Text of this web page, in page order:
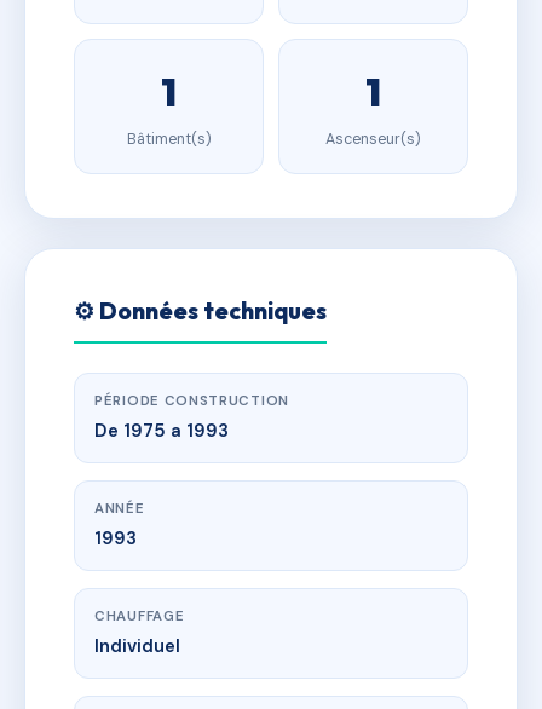
1
Bâtiment(s)
1
Ascenseur(s)
⚙️ Données techniques
PÉRIODE CONSTRUCTION
De 1975 a 1993
ANNÉE
1993
CHAUFFAGE
Individuel